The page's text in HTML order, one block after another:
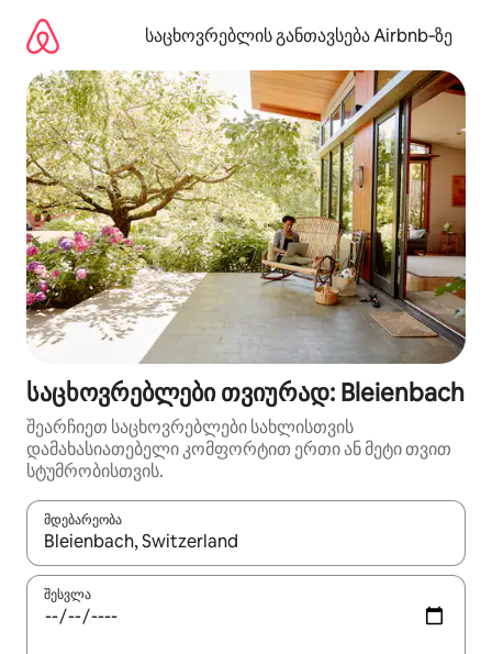
გადასვლა
საცხოვრებლის განთავსება Airbnb‑ზე
საცხოვრებლები თვიურად: Bleienbach
შეარჩიეთ საცხოვრებლები სახლისთვის
დამახასიათებელი კომფორტით ერთი ან მეტი თვით
სტუმრობისთვის.
მდებარეობა
როცა შედეგები ხელმისაწვდომი გახდება, ნავიგაციისთვის
შესვლა